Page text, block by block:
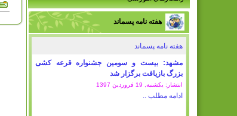
هفته نامه پسماند
هفته نامه پسماند
مشهد: بیست و سومین جشنواره قرعه کشی
بزرگ بازیافت برگزار شد
انتشار: یکشنبه, 19 فروردين 1397
ادامه مطلب ..